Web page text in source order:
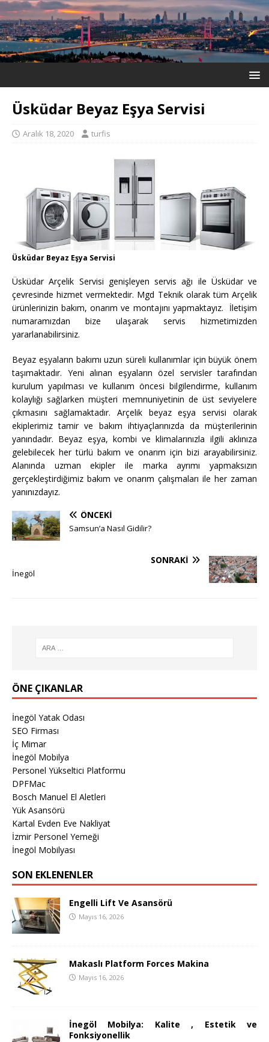
Üsküdar Beyaz Eşya Servisi
Aralık 18, 2020 turfis
Üsküdar Beyaz Eşya Servisi
Üsküdar Arçelik Servisi genişleyen servis ağı ile Üsküdar ve
çevresinde hizmet vermektedir. Mgd Teknik olarak tüm Arçelik
ürünlerinizin bakım, onarım ve montajını yapmaktayız. İletişim
numaramızdan bize ulaşarak servis hizmetimizden
yararlanabilirsiniz.
Beyaz eşyaların bakımı uzun süreli kullanımlar için büyük önem
taşımaktadır. Yeni alınan eşyaların özel servisler tarafından
kurulum yapılması ve kullanım öncesi bilgilendirme, kullanım
kolaylığı sağlarken müşteri memnuniyetinin de üst seviyelere
çıkmasını sağlamaktadır. Arçelik beyaz eşya servisi olarak
ekiplerimiz tamir ve bakım ihtiyaçlarınızda da müşterilerinin
yanındadır. Beyaz eşya, kombi ve klimalarınızla ilgili aklınıza
gelebilecek her türlü bakım ve onarım için bizi arayabilirsiniz.
Alanında uzman ekipler ile marka ayrımı yapmaksızın
gerçekleştirdiğimiz bakım ve onarım çalışmaları ile her zaman
yanınızdayız.
ÖNCEKI
Samsun’a Nasıl Gidilir?
SONRAKI
İnegöl
ÖNE ÇIKANLAR
İnegöl Yatak Odası
SEO Firması
İç Mimar
İnegöl Mobilya
Personel Yükseltici Platformu
DPFMac
Bosch Manuel El Aletleri
Yük Asansörü
Kartal Evden Eve Nakliyat
İzmir Personel Yemeği
İnegöl Mobilyası
SON EKLENENLER
Engelli Lift Ve Asansörü
Mayıs 16, 2026
Makaslı Platform Forces Makina
Mayıs 16, 2026
İnegöl Mobilya: Kalite , Estetik ve
Fonksiyonellik